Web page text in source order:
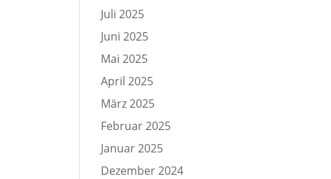
Juli 2025
Juni 2025
Mai 2025
April 2025
März 2025
Februar 2025
Januar 2025
Dezember 2024